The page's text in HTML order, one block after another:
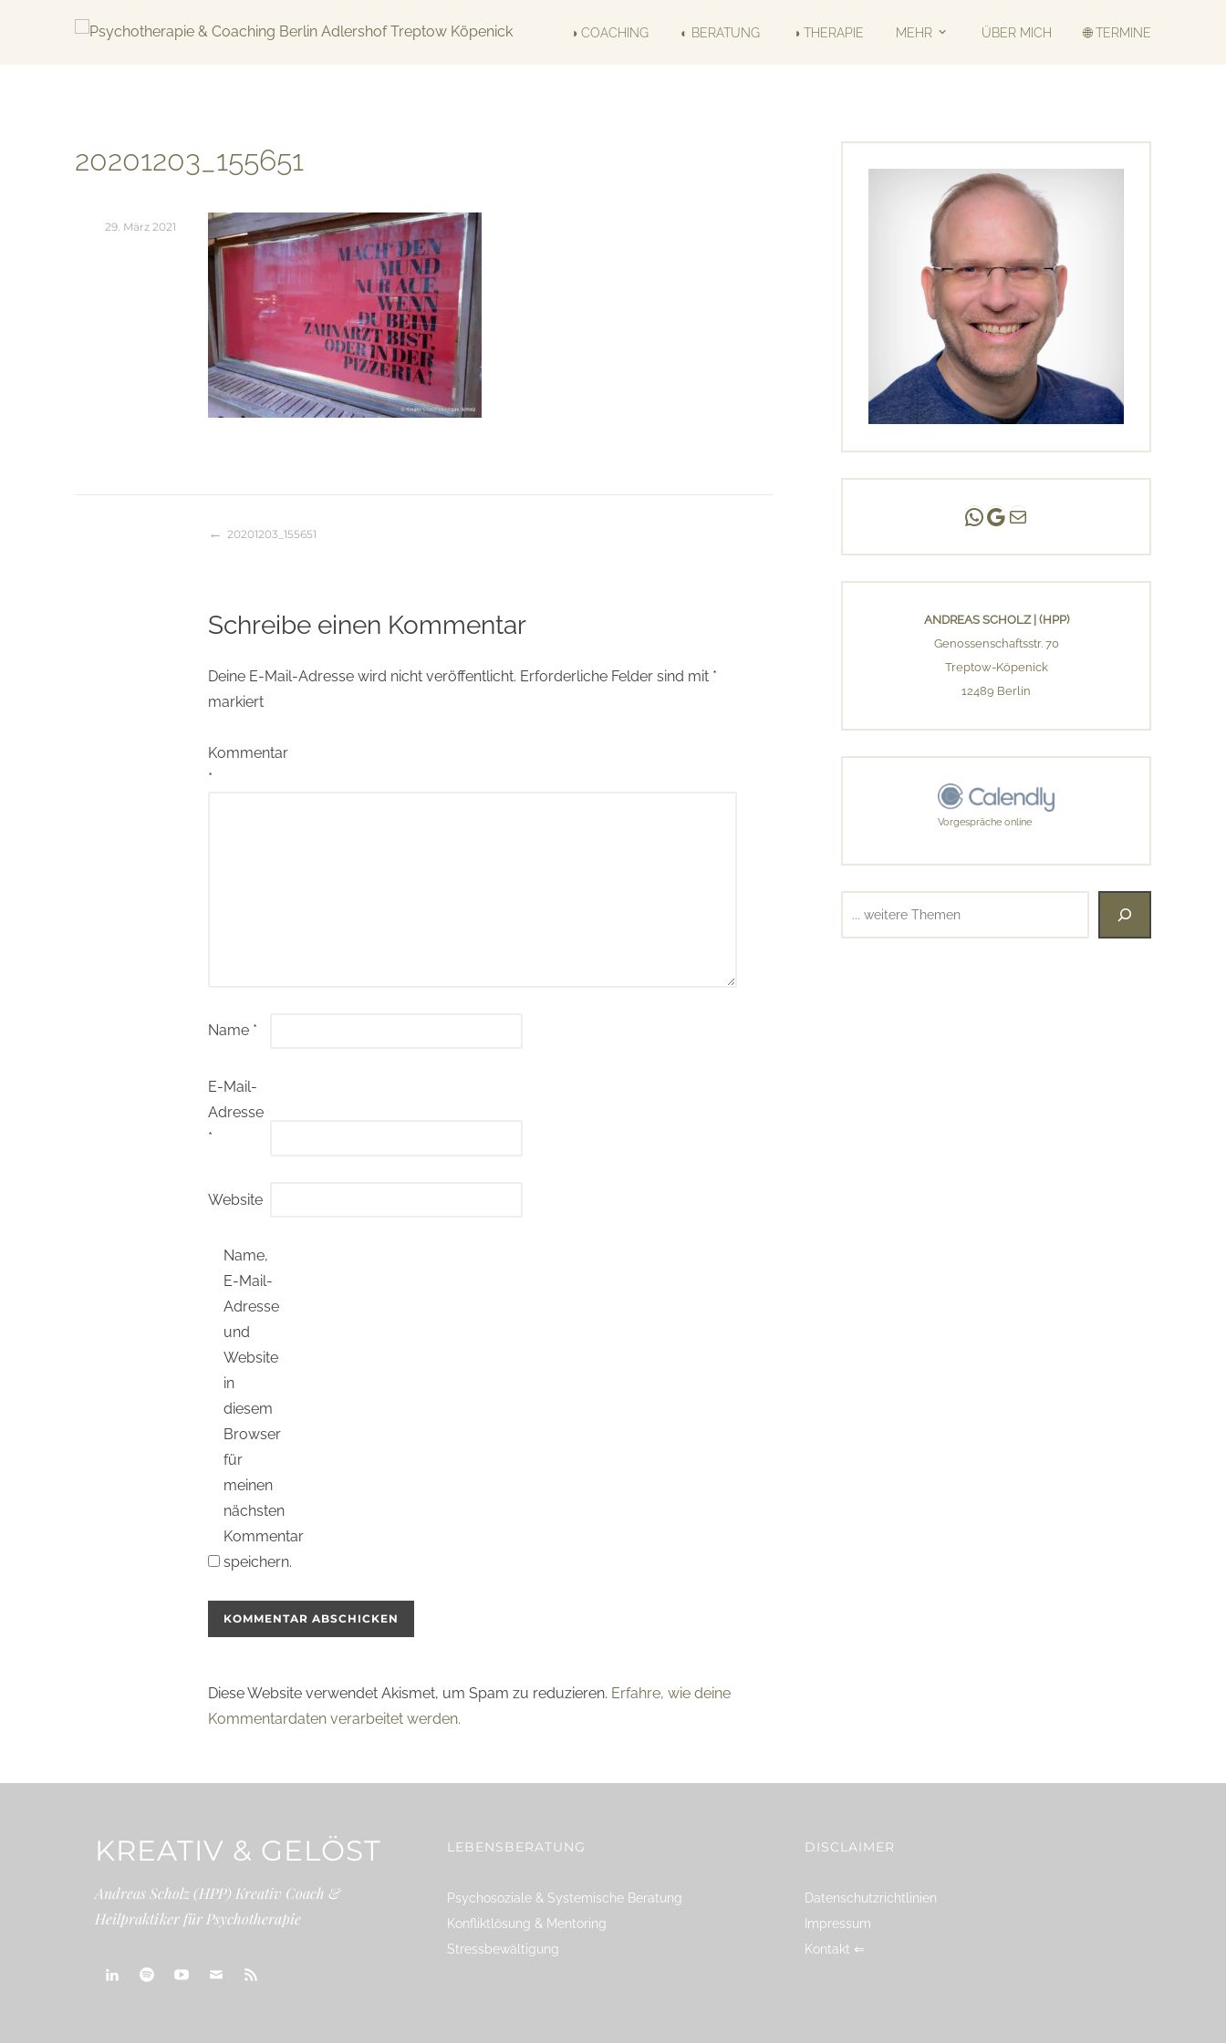
◑ COACHING ◐ BERATUNG ◑ THERAPIE MEHR ÜBER MICH 🌐 TERMINE
20201203_155651
29. März 2021
Beitragsnavigation
20201203_155651
Schreibe einen Kommentar
Deine E-Mail-Adresse wird nicht veröffentlicht. Erforderliche Felder sind mit *
markiert
Kommentar
*
Name *
E-Mail-
Adresse
*
Website
Name,
E-Mail-
Adresse
und
Website
in
diesem
Browser
für
meinen
nächsten
Kommentar
speichern.
Diese Website verwendet Akismet, um Spam zu reduzieren. Erfahre, wie deine
Kommentardaten verarbeitet werden.
Andreas Scholz | (HPP)
Praxis Adlershof
E-Mail an mich ...
ANDREAS SCHOLZ | (HPP)
Genossenschaftsstr. 70
Treptow-Köpenick
12489 Berlin
Vorgespräche online
KREATIV & GELÖST
Andreas Scholz (HPP) Kreativ Coach &
Heilpraktiker für Psychotherapie
LEBENSBERATUNG
Psychosoziale & Systemische Beratung
Konfliktlösung & Mentoring
Stressbewältigung
DISCLAIMER
Datenschutzrichtlinien
Impressum
Kontakt ⇐